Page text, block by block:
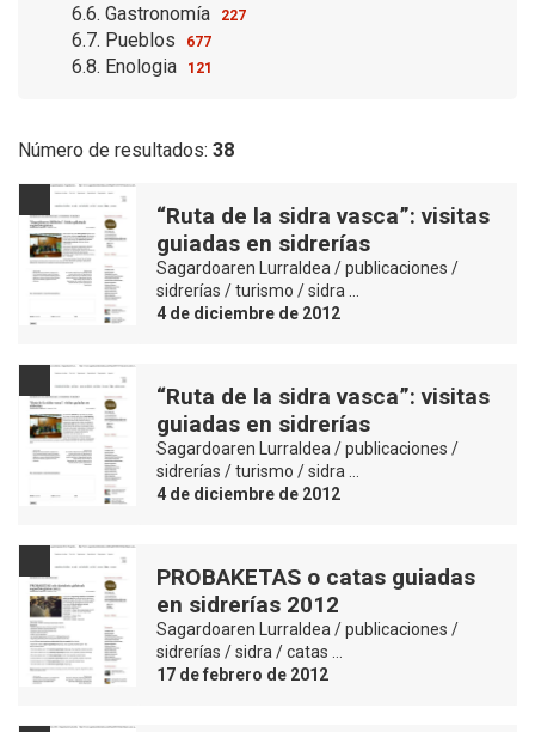
6.6. Gastronomía 227
6.7. Pueblos 677
6.8. Enologia 121
Número de resultados: 38
“Ruta de la sidra vasca”: visitas
guiadas en sidrerías
Sagardoaren Lurraldea / publicaciones /
sidrerías / turismo / sidra …
4 de diciembre de 2012
“Ruta de la sidra vasca”: visitas
guiadas en sidrerías
Sagardoaren Lurraldea / publicaciones /
sidrerías / turismo / sidra …
4 de diciembre de 2012
PROBAKETAS o catas guiadas
en sidrerías 2012
Sagardoaren Lurraldea / publicaciones /
sidrerías / sidra / catas …
17 de febrero de 2012